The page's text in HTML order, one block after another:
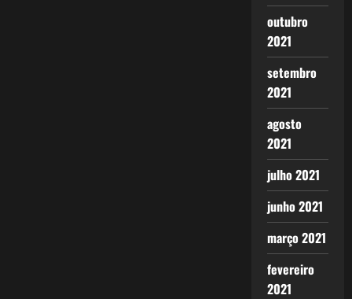
outubro
2021
setembro
2021
agosto
2021
julho 2021
junho 2021
março 2021
fevereiro
2021